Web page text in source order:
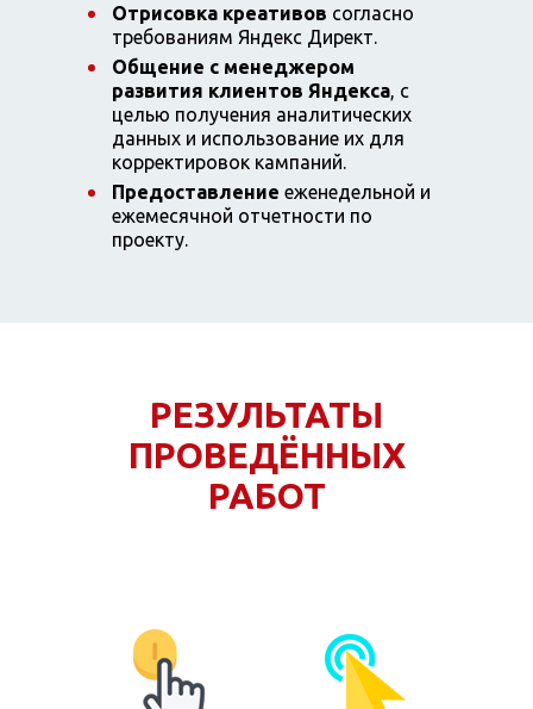
Отрисовка креативов согласно
требованиям Яндекс Директ.
Общение с менеджером
развития клиентов Яндекса, с
целью получения аналитических
данных и использование их для
корректировок кампаний.
Предоставление еженедельной и
ежемесячной отчетности по
проекту.
РЕЗУЛЬТАТЫ
ПРОВЕДЁННЫХ
РАБОТ